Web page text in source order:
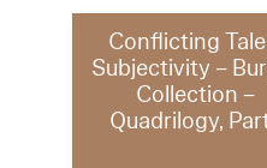
Conflicting
Subjectivity –
Collection –
Quadrilogy,